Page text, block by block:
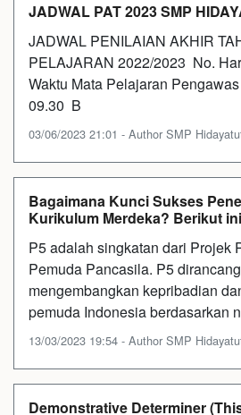
JADWAL PAT 2023 SMP
JADWAL PENILAIAN AKHIR
PELAJARAN 2022/2023 No.
Waktu Mata Pelajaran
09.30 B
03/06/2023 21:01 - Author SMP
Bagaimana Kunci Sukses
Kurikulum Merdeka? Berikut
P5 adalah singkatan dari Projek
Pemuda Pancasila. P5
mengembangkan kepribadian
pemuda Indonesia berdasarkan
13/03/2023 19:54 - Author SMP
Demonstrative Determiner